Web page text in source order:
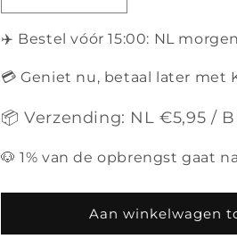
verlagen
voor
Honden
-
Stevig
verhogen
voor
Honden
-
Extra
Stevig
-
✈️ Bestel vóór 15:00: NL
💳 Geniet nu, betaal later met
📦 Verzending: NL €5,95 /
🐶 1% van de opbrengst gaat
Aan winkelwagen